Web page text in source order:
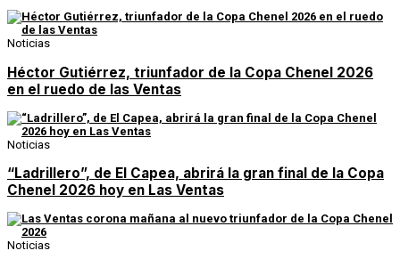
Noticias
Héctor Gutiérrez, triunfador de la Copa Chenel 2026
en el ruedo de las Ventas
Noticias
“Ladrillero”, de El Capea, abrirá la gran final de la Copa
Chenel 2026 hoy en Las Ventas
Noticias